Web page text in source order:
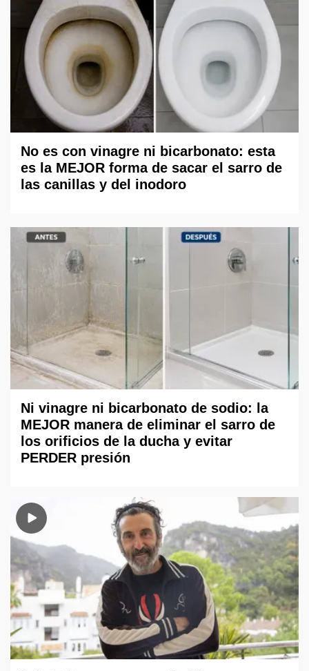
No es con vinagre ni bicarbonato: esta
es la MEJOR forma de sacar el sarro de
las canillas y del inodoro
Ni vinagre ni bicarbonato de sodio: la
MEJOR manera de eliminar el sarro de
los orificios de la ducha y evitar
PERDER presión